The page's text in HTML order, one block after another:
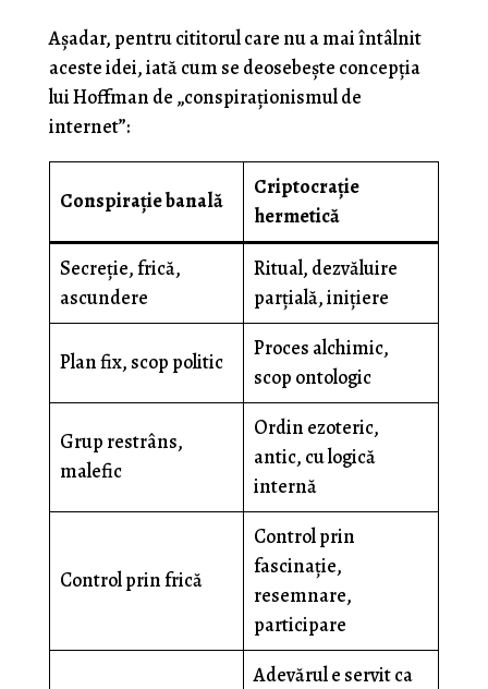
Așadar, pentru cititorul care nu a mai întâlnit
aceste idei, iată cum se deosebește concepția
lui Hoffman de „conspiraționismul de
internet”:
Conspirație banală
Criptocrație
hermetică
Secreție, frică,
ascundere
Ritual, dezvăluire
parțială, inițiere
Plan fix, scop politic
Proces alchimic,
scop ontologic
Grup restrâns,
malefic
Ordin ezoteric,
antic, cu logică
internă
Control prin frică
Control prin
fascinație,
resemnare,
participare
Adevărul e servit ca